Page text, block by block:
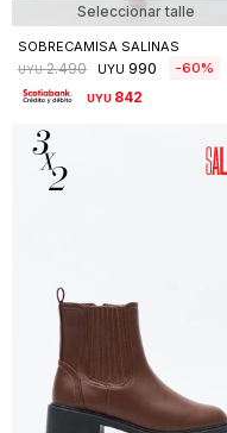
Seleccionar talle
SOBRECAMISA SALINAS
UYU 2.490 UYU 990 60
UYU 842